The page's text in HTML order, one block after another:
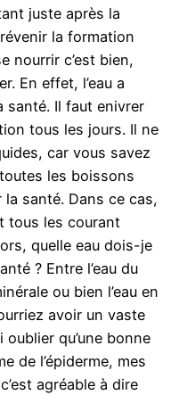
juste après la
la formation
nourrir c’est bien,
En effet, l’eau a
santé. Il faut enivrer
tous les jours. Il ne
car vous savez
les boissons
santé. Dans ce cas,
tous les courant
quelle eau dois-je
? Entre l’eau du
ou bien l’eau en
avoir un vaste
qu’une bonne
de l’épiderme, mes
agréable à dire